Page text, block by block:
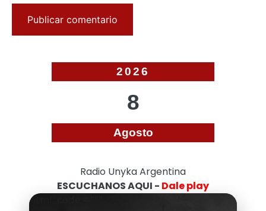
2026
8
Agosto
Radio Unyka Argentina
ESCUCHANOS AQUI - Dale play